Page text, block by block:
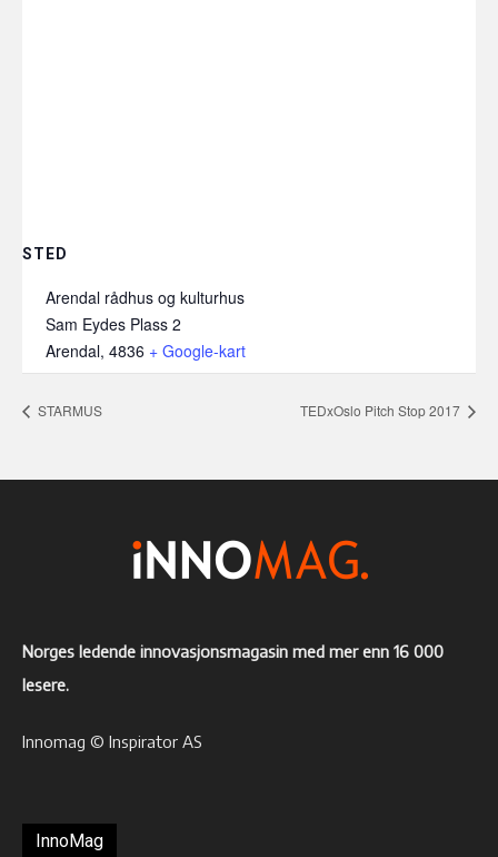
STED
Arendal rådhus og kulturhus
Sam Eydes Plass 2
Arendal, 4836 + Google-kart
STARMUS TEDxOslo Pitch Stop 2017
Norges ledende innovasjonsmagasin med mer enn 16 000
lesere.
Innomag © Inspirator AS
InnoMag